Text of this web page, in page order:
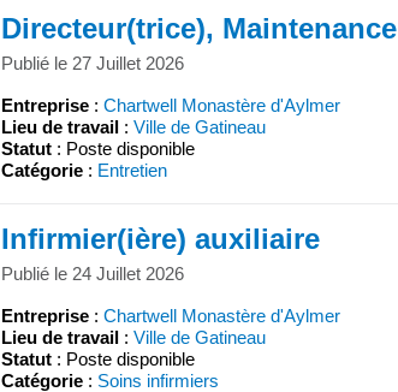
Directeur(trice), Maintenance
Publié le 27 Juillet 2026
Entreprise : Chartwell Monastère d'Aylmer
Lieu de travail : Ville de Gatineau
Statut : Poste disponible
Catégorie : Entretien
Infirmier(ière) auxiliaire
Publié le 24 Juillet 2026
Entreprise : Chartwell Monastère d'Aylmer
Lieu de travail : Ville de Gatineau
Statut : Poste disponible
Catégorie : Soins infirmiers